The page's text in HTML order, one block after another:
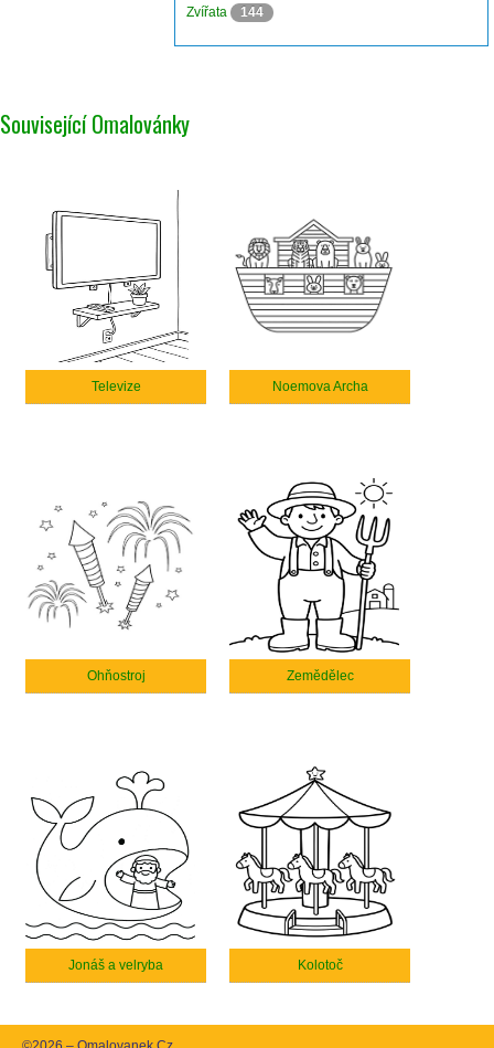
Zvířata 144
Související Omalovánky
Televize Noemova Archa
Ohňostroj Zemědělec
Jonáš a velryba Kolotoč